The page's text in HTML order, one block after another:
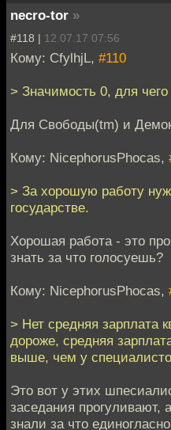
necro-tor »
#118 | 12.07.17 07:56
Кому: CfylhjL, #110
> Значимость 0, для чего
Для Свободы(tm) и
Кому: NicephorusPhocas,
> За хорошую работу
государстве.
Хорошая работа - это
знать за что голосуешь?
Кому: NicephorusPhocas,
> Нет средняя зарплата
дороже, средняя
выше, чем у
Это вот у этих
заседания прогуливают,
знали за что